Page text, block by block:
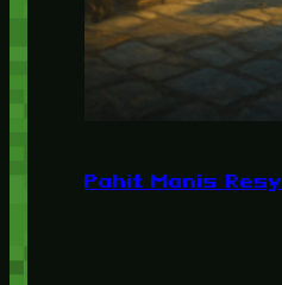
Pahit Manis